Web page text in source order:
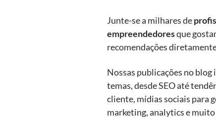
Junte-se a milhares de
empreendedoresque
recomendações
Nossas publicações no
temas, desde SEO até
cliente, mídias sociais para
marketing, analytics e muito